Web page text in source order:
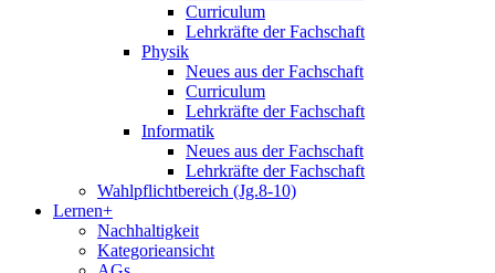
Curriculum
Lehrkräfte der Fachschaft
Physik
Neues aus der Fachschaft
Curriculum
Lehrkräfte der Fachschaft
Informatik
Neues aus der Fachschaft
Lehrkräfte der Fachschaft
Wahlpflichtbereich (Jg.8-10)
Lernen+
Nachhaltigkeit
Kategorieansicht